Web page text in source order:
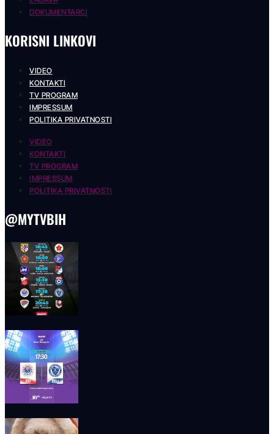
DOKUMENTARCI
KORISNI LINKOVI
VIDEO
KONTAKTI
TV PROGRAM
IMPRESSUM
POLITIKA PRIVATNOSTI
VIDEO
KONTAKTI
TV PROGRAM
IMPRESSUM
POLITIKA PRIVATNOSTI
@MYTVBIH